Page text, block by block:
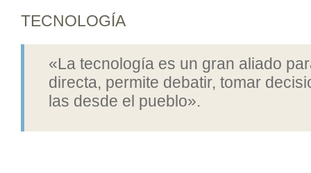
TECNOLOGÍA
«La tecnología es un gran aliado
directa, permite debatir, tomar
las desde el pueblo».